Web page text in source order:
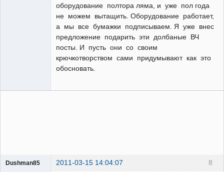
оборудование полтора ляма, и уже пол года
не можем вытащить. Оборудование работает,
а мы все бумажки подписываем. Я уже внес
предложение подарить эти долбаные ВЧ
посты. И пусть они со своим
крючкотворством сами придумывают как это
обосновать.
8
Dushman85 2011-03-15 14:04:07